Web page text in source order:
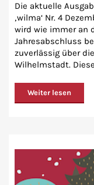
Die aktuelle
‚wilma‘ Nr. 4
wird wie immer an
Jahresabschluss
zuverlässig über
Wilhelmstadt.
Weiter lesen